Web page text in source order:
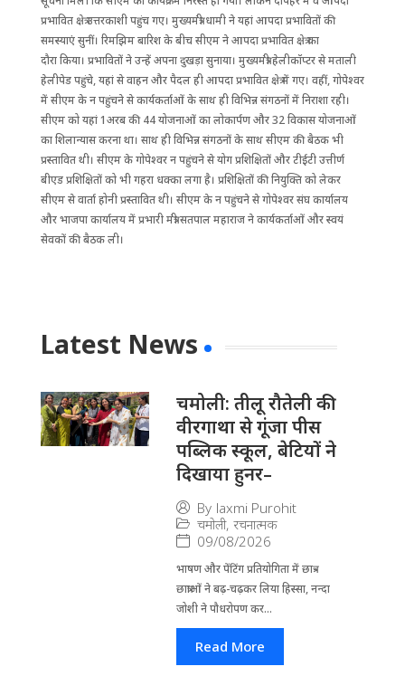
प्रभावित क्षेत्र उत्तरकाशी पहुंच गए। मुख्यमंत्री धामी ने यहां आपदा प्रभावितों की
समस्याएं सुनीं। रिमझिम बारिश के बीच सीएम ने आपदा प्रभावित क्षेत्र का
दौरा किया। प्रभावितों ने उन्हें अपना दुखड़ा सुनाया। मुख्यमंत्री हेलीकॉप्टर से मताली
हेलीपेड पहुंचे, यहां से वाहन और पैदल ही आपदा प्रभावित क्षेत्र में गए। वहीं, गोपेश्वर
में सीएम के न पहुंचने से कार्यकर्ताओं के साथ ही विभिन्न संगठनों में निराशा रही।
सीएम को यहां 1अरब की 44 योजनाओं का लोकार्पण और 32 विकास योजनाओं
का शिलान्यास करना था। साथ ही विभिन्न संगठनों के साथ सीएम की बैठक भी
प्रस्तावित थी। सीएम के गोपेश्वर न पहुंचने से योग प्रशिक्षितों और टीईटी उत्तीर्ण
बीएड प्रशिक्षितों को भी गहरा धक्का लगा है। प्रशिक्षितों की नियुक्ति को लेकर
सीएम से वार्ता होनी प्रस्तावित थी। सीएम के न पहुंचने से गोपेश्वर संघ कार्यालय
और भाजपा कार्यालय में प्रभारी मंत्री सतपाल महाराज ने कार्यकर्ताओं और स्वयं
सेवकों की बैठक ली।
Latest News
चमोली: तीलू रौतेली की
वीरगाथा से गूंजा पीस
पब्लिक स्कूल, बेटियों ने
दिखाया हुनर–
By laxmi Purohit
चमोली, रचनात्मक
09/08/2026
भाषण और पेंटिंग प्रतियोगिता में छात्र-
छात्राओं ने बढ़-चढ़कर लिया हिस्सा, नन्दा
जोशी ने पौधरोपण कर...
Read More